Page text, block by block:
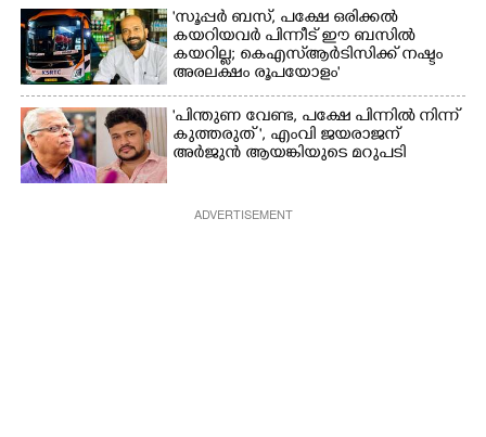
'സൂപ്പർ ബസ്, പക്ഷേ ഒരിക്കൽ
കയറിയവർ പിന്നീട് ഈ ബസിൽ
കയറില്ല; കെഎസ്ആർടിസിക്ക് നഷ്ടം
അരലക്ഷം രൂപയോളം'
"പിന്തുണ വേണ്ട,​ പക്ഷേ പിന്നിൽ നിന്ന്
കുത്തരുത് ", എംവി ജയരാജന്
അർജുൻ ആയങ്കിയുടെ മറുപടി
ADVERTISEMENT